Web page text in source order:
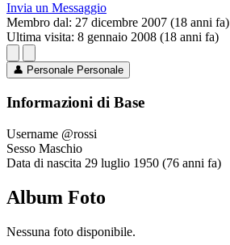
Invia un Messaggio
Membro dal: 27 dicembre 2007 (18 anni fa)
Ultima visita: 8 gennaio 2008 (18 anni fa)
👤 Personale Personale
Informazioni di Base
Username @rossi
Sesso Maschio
Data di nascita 29 luglio 1950 (76 anni fa)
Album Foto
Nessuna foto disponibile.